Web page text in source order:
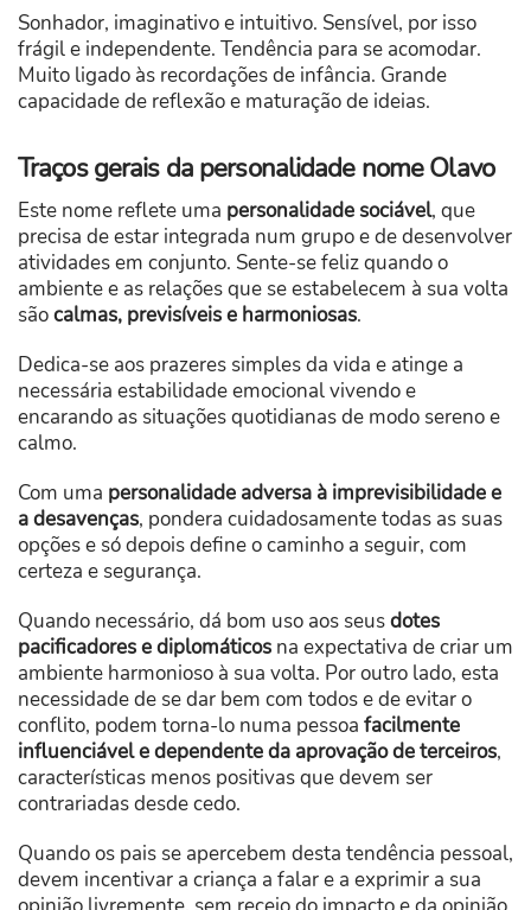
Sonhador, imaginativo e intuitivo. Sensível, por isso
frágil e independente. Tendência para se acomodar.
Muito ligado às recordações de infância. Grande
capacidade de reflexão e maturação de ideias.
Traços gerais da personalidade nome Olavo
Este nome reflete uma personalidade sociável, que
precisa de estar integrada num grupo e de desenvolver
atividades em conjunto. Sente-se feliz quando o
ambiente e as relações que se estabelecem à sua volta
sãocalmas, previsíveis e harmoniosas.
Dedica-se aos prazeres simples da vida e atinge a
necessária estabilidade emocional vivendo e
encarando as situações quotidianas de modo sereno e
calmo.
Com uma personalidade adversa à imprevisibilidade e
a desavenças, pondera cuidadosamente todas as suas
opções e só depois define o caminho a seguir, com
certeza e segurança.
Quando necessário, dá bom uso aos seusdotes
pacificadores e diplomáticos na expectativa de criar um
ambiente harmonioso à sua volta. Por outro lado, esta
necessidade de se dar bem com todos e de evitar o
conflito, podem torna-lo numa pessoa facilmente
influenciável e dependente da aprovação de terceiros,
características menos positivas que devem ser
contrariadas desde cedo.
Quando os pais se apercebem desta tendência pessoal,
devem incentivar a criança a falar e a exprimir a sua